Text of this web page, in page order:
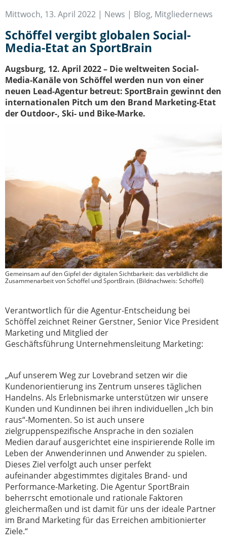
Start-Up Augsburg
Mittwoch, 13. April 2022 | News | Blog, Mitgliedernews
Schöffel vergibt globalen Social-
Media-Etat an SportBrain
Augsburg, 12. April 2022 – Die weltweiten Social-
Media-Kanäle von Schöffel werden nun von einer
neuen Lead-Agentur betreut: SportBrain gewinnt den
internationalen Pitch um den Brand Marketing-Etat
der Outdoor-, Ski- und Bike-Marke.
Gemeinsam auf den Gipfel der digitalen Sichtbarkeit: das verbildlicht die
Zusammenarbeit von Schöffel und SportBrain. (Bildnachweis: Schöffel)
Verantwortlich für die Agentur-Entscheidung bei
Schöffel zeichnet Reiner Gerstner, Senior Vice President
Marketing und Mitglied der
Geschäftsführung Unternehmensleitung Marketing:
„Auf unserem Weg zur Lovebrand setzen wir die
Kundenorientierung ins Zentrum unseres täglichen
Handelns. Als Erlebnismarke unterstützen wir unsere
Kunden und Kundinnen bei ihren individuellen „Ich bin
raus“-Momenten. So ist auch unsere
zielgruppenspezifische Ansprache in den sozialen
Medien daraufausgerichtet eine inspirierende Rolle im
Leben der Anwenderinnen und Anwender zu spielen.
Dieses Ziel verfolgt auch unser perfekt
aufeinanderabgestimmtes digitales Brand- und
Performance-Marketing. Die AgenturSportBrain
beherrscht emotionale und rationale Faktoren
gleichermaßen und ist damit für uns der ideale Partner
im Brand Marketing für das Erreichen ambitionierter
Ziele.“